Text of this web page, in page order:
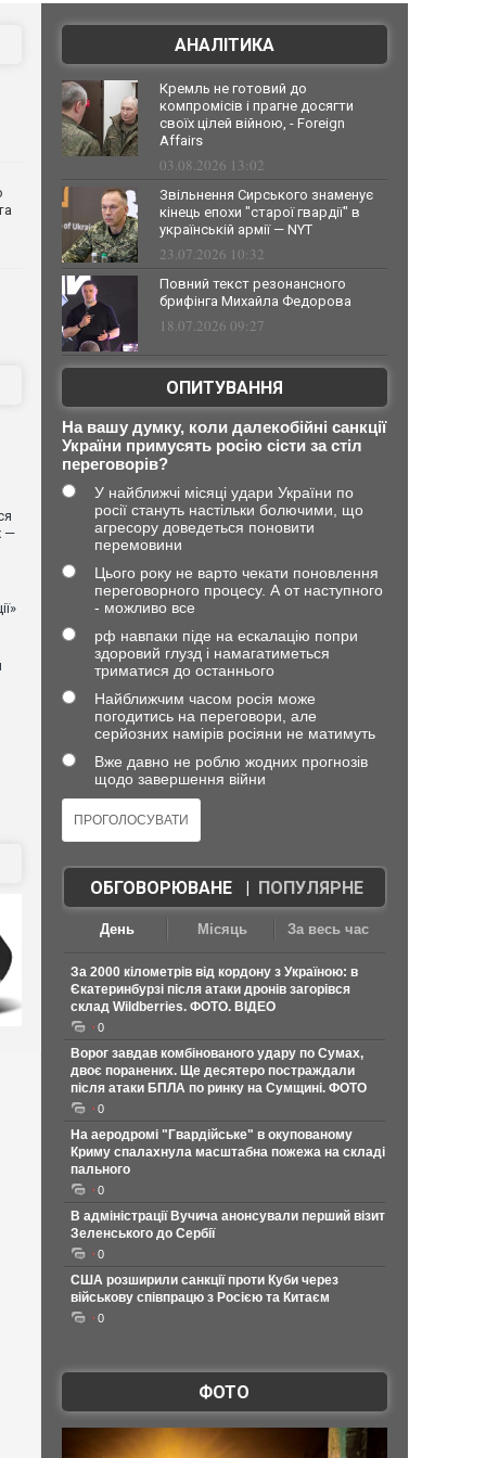
—
АНАЛІТИКА
Кремль не готовий до
компромісів і прагне досягти
своїх цілей війною, - Foreign
Affairs
03.08.2026 13:02
Звільнення Сирського знаменує
кінець епохи "старої гвардії" в
українській армії — NYT
23.07.2026 10:32
Повний текст резонансного
брифінга Михайла Федорова
18.07.2026 09:27
ОПИТУВАННЯ
На вашу думку, коли далекобійні санкції
України примусять росію сісти за стіл
переговорів?
У найближчі місяці удари України по
росії стануть настільки болючими, що
агресору доведеться поновити
перемовини
Цього року не варто чекати поновлення
переговорного процесу. А от наступного
- можливо все
рф навпаки піде на ескалацію попри
здоровий глузд і намагатиметься
триматися до останнього
Найближчим часом росія може
погодитись на переговори, але
серйозних намірів росіяни не матимуть
Вже давно не роблю жодних прогнозів
щодо завершення війни
ОБГОВОРЮВАНЕ| ПОПУЛЯРНЕ
День Місяць За весь час
За 2000 кілометрів від кордону з Україною: в
Єкатеринбурзі після атаки дронів загорівся
склад Wildberries. ФОТО. ВІДЕО
0
Ворог завдав комбінованого удару по Сумах,
двоє поранених. Ще десятеро постраждали
після атаки БПЛА по ринку на Сумщині. ФОТО
0
На аеродромі "Гвардійське" в окупованому
Криму спалахнула масштабна пожежа на складі
пального
0
В адміністрації Вучича анонсували перший візит
Зеленського до Сербії
0
США розширили санкції проти Куби через
військову співпрацю з Росією та Китаєм
0
ФОТО